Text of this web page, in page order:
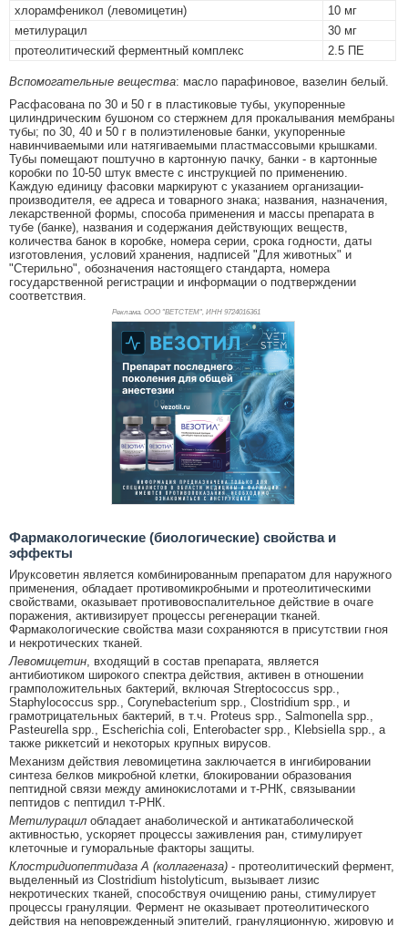
хлорамфеникол (левомицетин)
10 мг
метилурацил
30 мг
протеолитический ферментный комплекс
2.5 ПЕ
Вспомогательные вещества: масло парафиновое, вазелин белый.
Расфасована по 30 и 50 г в пластиковые тубы, укупоренные
цилиндрическим бушоном со стержнем для прокалывания мембраны
тубы; по 30, 40 и 50 г в полиэтиленовые банки, укупоренные
навинчиваемыми или натягиваемыми пластмассовыми крышками.
Тубы помещают поштучно в картонную пачку, банки - в картонные
коробки по 10-50 штук вместе с инструкцией по применению.
Каждую единицу фасовки маркируют с указанием организации-
производителя, ее адреса и товарного знака; названия, назначения,
лекарственной формы, способа применения и массы препарата в
тубе (банке), названия и содержания действующих веществ,
количества банок в коробке, номера серии, срока годности, даты
изготовления, условий хранения, надписей "Для животных" и
"Стерильно", обозначения настоящего стандарта, номера
государственной регистрации и информации о подтверждении
соответствия.
Реклама. ООО "ВЕТСТЕМ", ИНН 9724016361
Фармакологические (биологические) свойства и
эффекты
Ируксоветин является комбинированным препаратом для наружного
применения, обладает противомикробными и протеолитическими
свойствами, оказывает противовоспалительное действие в очаге
поражения, активизирует процессы регенерации тканей.
Фармакологические свойства мази сохраняются в присутствии гноя
и некротических тканей.
Левомицетин , входящий в состав препарата, является
антибиотиком широкого спектра действия, активен в отношении
грамположительных бактерий, включая Streptococcus spp.,
Staphylococcus spp., Corynebacterium spp., Clostridium spp., и
грамотрицательных бактерий, в т.ч. Proteus spp., Salmonella spp.,
Pasteurella spp., Escherichia coli, Enterobacter spp., Klebsiella spp., а
также риккетсий и некоторых крупных вирусов.
Механизм действия левомицетина заключается в ингибировании
синтеза белков микробной клетки, блокировании образования
пептидной связи между аминокислотами и т-РНК, связывании
пептидов с пептидил т-РНК.
Метилурацил обладает анаболической и антикатаболической
активностью, ускоряет процессы заживления ран, стимулирует
клеточные и гуморальные факторы защиты.
Клостридиопептидаза А (коллагеназа) - протеолитический фермент,
выделенный из Clostridium histolyticum, вызывает лизис
некротических тканей, способствуя очищению раны, стимулирует
процессы грануляции. Фермент не оказывает протеолитического
действия на неповрежденный эпителий, грануляционную, жировую и